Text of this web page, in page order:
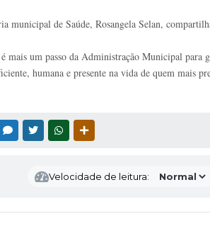
municipal de Saúde, Rosangela Selan,
mais um passo da Administração Municipal para
humana e presente na vida de quem mais
MESSENGER
TWITTERWHATSAPP
Velocidade de leitura: